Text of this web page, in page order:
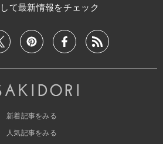
て最新情報をチェック
新着記事をみる
人気記事をみる